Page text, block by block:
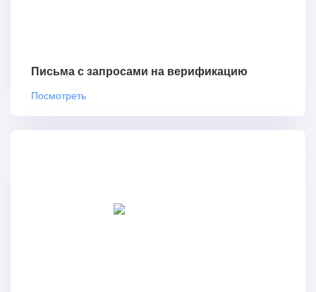
Письма с запросами на верификацию
Посмотреть